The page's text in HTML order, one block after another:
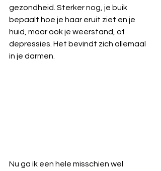
gezondheid. Sterker nog, je buik
bepaalt hoe je haar eruit ziet en je
huid, maar ook je weerstand, of
depressies. Het bevindt zich allemaal
in je darmen.
Nu ga ik een hele misschien wel